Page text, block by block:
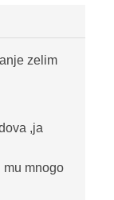
zelim
,ja
mu mnogo